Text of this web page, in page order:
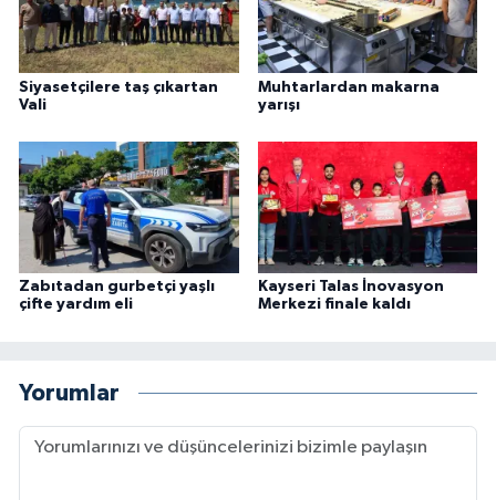
Siyasetçilere taş çıkartan
Vali
Muhtarlardan makarna
yarışı
Zabıtadan gurbetçi yaşlı
çifte yardım eli
Kayseri Talas İnovasyon
Merkezi finale kaldı
Yorumlar